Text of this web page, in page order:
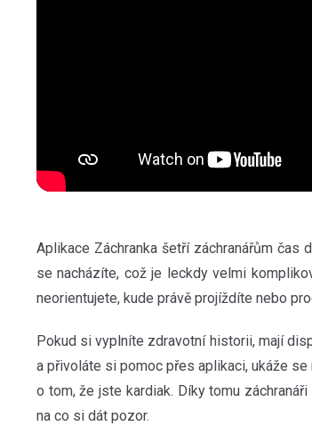
Aplikace Záchranka šetří záchranářům
se nacházíte, což je leckdy velmi
neorientujete, kude právě projíždíte nebo
Pokud si vyplníte zdravotní historii, mají
a přivoláte si pomoc přes aplikaci, ukáže
o tom, že jste kardiak. Díky tomu
na co si dát pozor.